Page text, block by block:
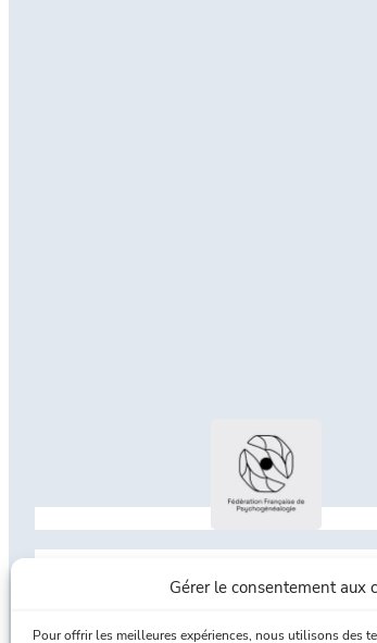
Gérer le consentement aux
Pour offrir les meilleures expériences, nous utilisons des
Fédération Française de